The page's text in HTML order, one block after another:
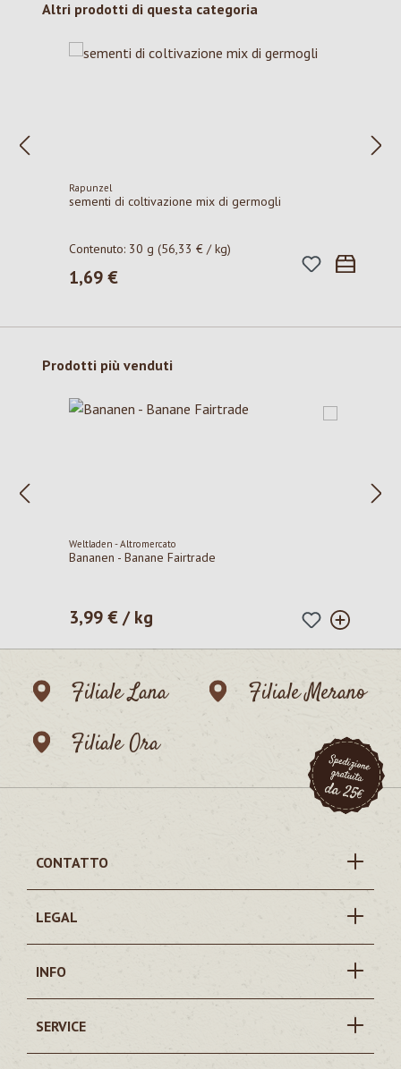
Salta la galleria dei prodotti
Altri prodotti di questa categoria
Rapunzel
sementi di coltivazione mix di germogli
Contenuto: 30 g(56,33 € / kg)
Prezzo normale:
1,69 €
Salta la galleria dei prodotti
Prodotti più venduti
Weltladen - Altromercato
Bananen - Banane Fairtrade
Prezzo normale:
3,99 € / kg
Filiale Lana
Filiale Merano
Filiale Ora
CONTATTO
LEGAL
INFO
SERVICE